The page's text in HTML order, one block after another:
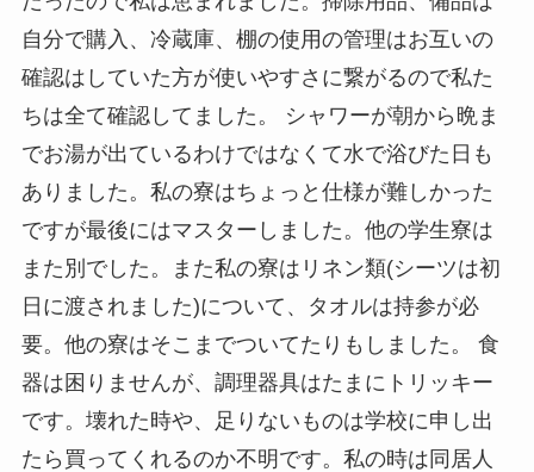
自分で購入、冷蔵庫、棚の使用の管理はお互いの
確認はしていた方が使いやすさに繋がるので私た
ちは全て確認してました。 シャワーが朝から晩ま
でお湯が出ているわけではなくて水で浴びた日も
ありました。私の寮はちょっと仕様が難しかった
ですが最後にはマスターしました。他の学生寮は
また別でした。また私の寮はリネン類(シーツは初
日に渡されました)について、タオルは持参が必
要。他の寮はそこまでついてたりもしました。 食
器は困りませんが、調理器具はたまにトリッキー
です。壊れた時や、足りないものは学校に申し出
たら買ってくれるのか不明です。私の時は同居人